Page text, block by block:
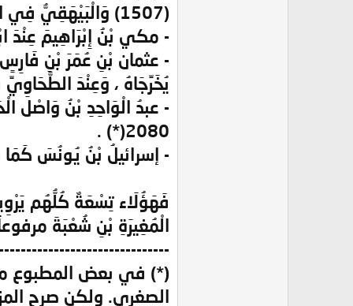
(1507) وَالْبَيْهَقِيُّ فِي السُّنَنِ الْكُبْرَى (4/7) .
- مكي بْنُ إِبْرَاهِيمَ عِنْدَ
يُخَرِّجَاهُ ، وَعِنْدَ الطَّحَاوِيِّ فِي شَرْحِ مَعَانِي
2080(*) .
- إسرائيلُ بْنُ يُونُسَ
فَهَؤُلَاء تِسْعَةٌ كُلُّهُم
الْمُغِيرَةِ بْنِ شُعْبَةَ
(*) في بعض المطبوع
الصغرى. ولكن صرح